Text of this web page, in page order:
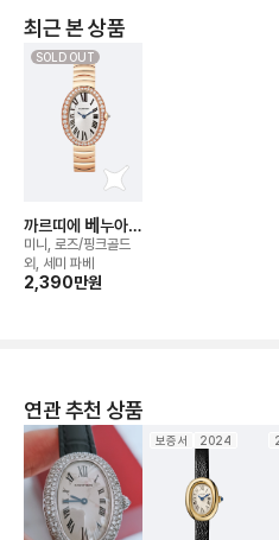
최근 본 상품
SOLD OUT
까르띠에 베누아
워치
미니, 로즈/핑크골드
외, 세미 파베
2,390만원
연관 추천 상품
보증서 2024